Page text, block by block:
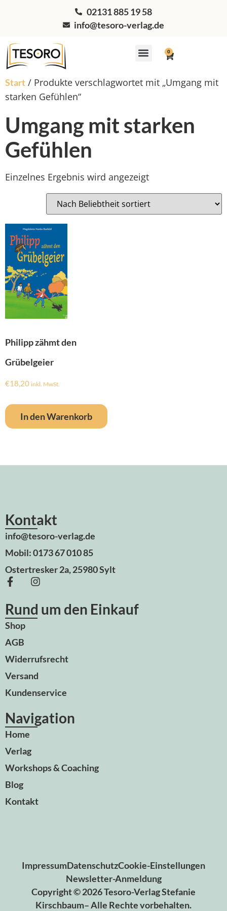
02131 885 19 58
info@tesoro-verlag.de
0
Start / Produkte verschlagwortet mit „Umgang mit
starken Gefühlen“
Umgang mit starken
Gefühlen
Einzelnes Ergebnis wird angezeigt
Philipp zähmt den
Grübelgeier
€18,20 inkl. MwSt.
In den Warenkorb
Kontakt
info@tesoro-verlag.de
Mobil: 0173 67 010 85
Ostertresker 2a, 25980 Sylt
Rund um den Einkauf
Shop
AGB
Widerrufsrecht
Versand
Kundenservice
Navigation
Home
Verlag
Workshops & Coaching
Blog
Kontakt
ImpressumDatenschutzCookie-Einstellungen
Newsletter-Anmeldung
Copyright © 2026 Tesoro-Verlag Stefanie
Kirschbaum– Alle Rechte vorbehalten.